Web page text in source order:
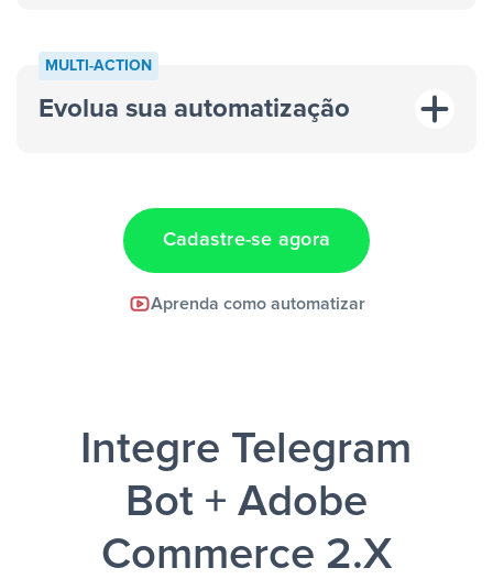
“A cada resposta em um anúncio”
MULTI-ACTION
Evolua sua automatização
Cadastre-se agora
Aprenda como automatizar
Integre Telegram
Bot + Adobe
Commerce 2.X